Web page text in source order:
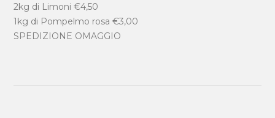
2kg di Limoni €4,50
1kg di Pompelmo rosa €3,00
SPEDIZIONE OMAGGIO